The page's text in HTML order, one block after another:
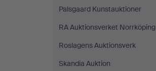
Palsgaard Kunstauktioner
RA Auktionsverket Norrköping
Roslagens Auktionsverk
Skandia Auktion